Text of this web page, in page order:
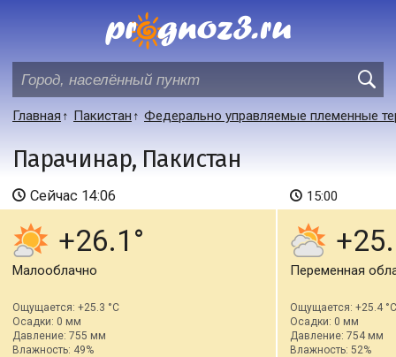
Главная Пакистан Федерально управляемые племенные
Парачинар, Пакистан
Сейчас 14:06
+26.1
Малооблачно
Ощущается: +25.3 °C
Осадки: 0 мм
Давление: 755 мм
Влажность: 49%
15:00
Переменная
Ощущается: +25.4 °C
Осадки: 0 мм
Давление: 754 мм
Влажность: 52%